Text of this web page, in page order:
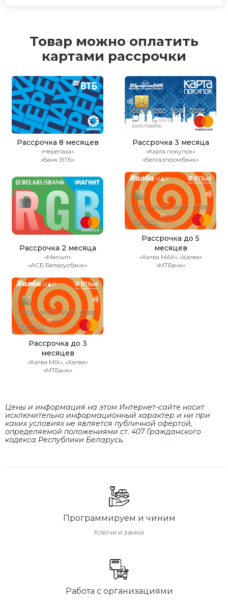
Товар можно оплатить
картами рассрочки
Рассрочка 8 месяцев
«Черепаха»
«Банк ВТБ»
Рассрочка 3 месяца
«Карта покупок»
«Белгазпромбанк»
Рассрочка 2 месяца
«Магнит»
«АСБ Беларусбанк»
Рассрочка до 5
месяцев
«Халва MAX», «Халва»
«МТБанк»
Рассрочка до 3
месяцев
«Халва MIX», «Халва»
«МТБанк»
Цены и информация на этом Интернет-сайте носит
исключительно информационный характер и ни при
каких условиях не является публичной офертой,
определяемой положениями cт. 407 Гражданского
кодекса Республики Беларусь.
Программируем и чиним
Ключи и замки
Работа с организациями